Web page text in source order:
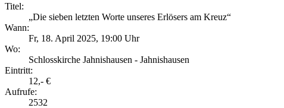
Titel:
„Die sieben letzten Worte unseres Erlösers am Kreuz“
Wann:
Fr, 18. April 2025, 19:00 Uhr
Wo:
Schlosskirche Jahnishausen - Jahnishausen
Eintritt:
12,- €
Aufrufe:
2532